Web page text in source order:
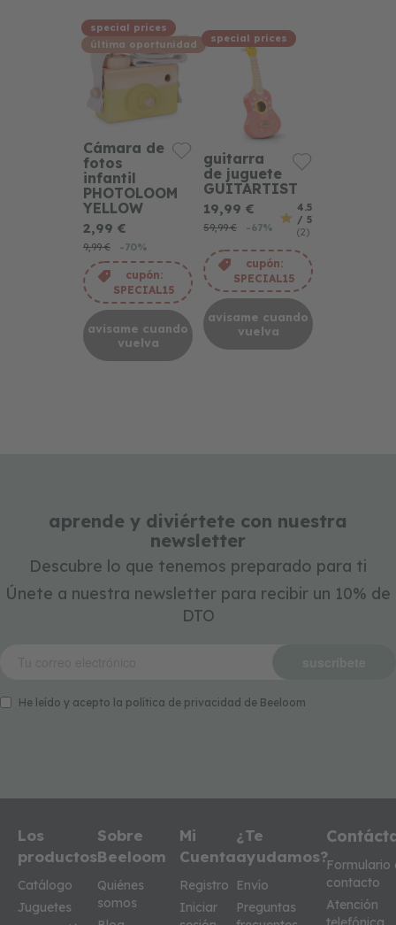
special prices
última oportunidad
Cámara de
fotos
infantil
PHOTOLOOM
YELLOW
2,99 €
9,99 € -70%
cupón:
SPECIAL15
avisame cuando
vuelva
special prices
guitarra
de juguete
GUITARTIST
19,99 €
59,99 € -67%
4.5
/ 5
(2)
cupón:
SPECIAL15
avisame cuando
vuelva
aprende y diviértete con nuestra
newsletter
Descubre lo que tenemos preparado para ti
Únete a nuestra newsletter para recibir un 10% de
DTO
He leído y acepto la política de privacidad de Beeloom
Los
productos
Catálogo
Juguetes
Sobre
Beeloom
Quiénes
somos
Mi
Cuenta
Registro
Iniciar
¿Te
ayudamos?
Envío
Preguntas
Formulario
contacto
Atención